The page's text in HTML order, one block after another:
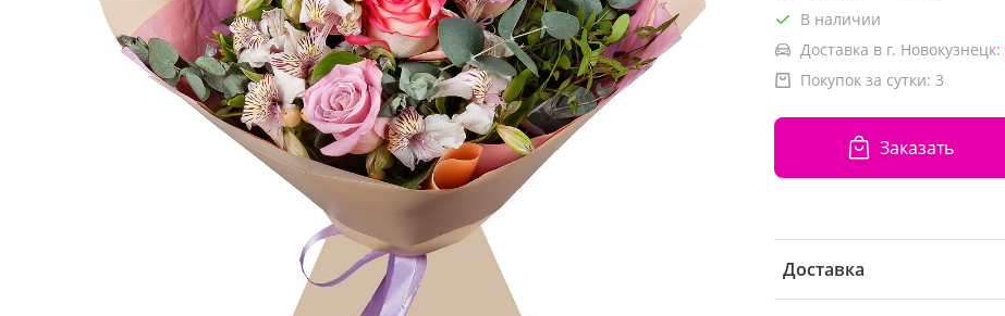
В наличии
Доставка в г. Новокузнецк:
Покупок за сутки: 3
Заказать
Доставка